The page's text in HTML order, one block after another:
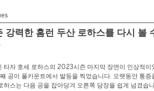
강력한 홈런 두산 로하스를 다시 볼
타자 호세 로하스의 2023시즌 마지막 장면이 인상적이
공이 풀카운트에서 발등을 찍었습니다. 오랫동안 통증
하스는 다음 공을 잡아당겨 오른쪽 담장을 쉽게 넘겼습